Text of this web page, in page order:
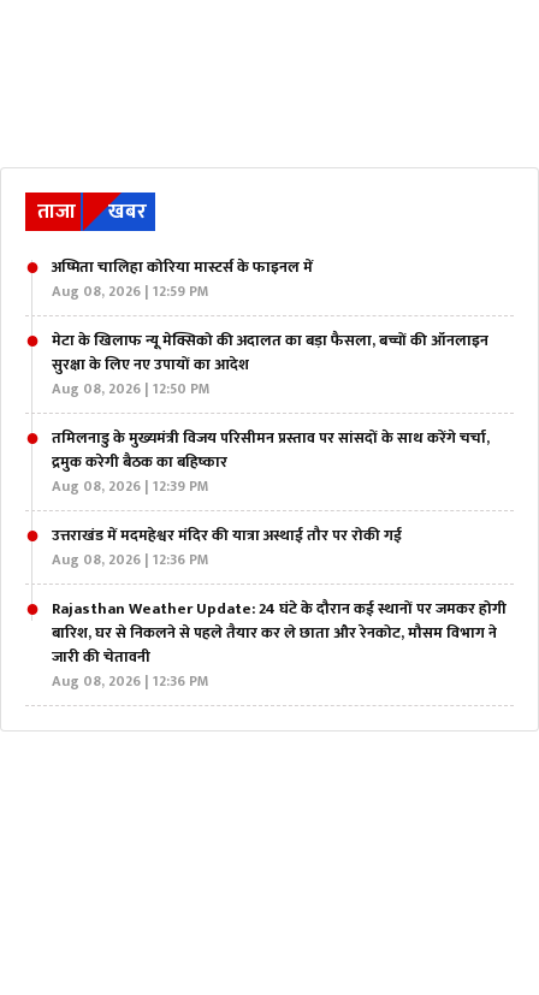
ताजा खबर
अष्मिता चालिहा कोरिया मास्टर्स के फाइनल में
Aug 08, 2026 | 12:59 PM
मेटा के खिलाफ न्यू मेक्सिको की अदालत का बड़ा फैसला, बच्चों की ऑनलाइन
सुरक्षा के लिए नए उपायों का आदेश
Aug 08, 2026 | 12:50 PM
तमिलनाडु के मुख्यमंत्री विजय परिसीमन प्रस्ताव पर सांसदों के साथ करेंगे चर्चा,
द्रमुक करेगी बैठक का बहिष्कार
Aug 08, 2026 | 12:39 PM
उत्तराखंड में मदमहेश्वर मंदिर की यात्रा अस्थाई तौर पर रोकी गई
Aug 08, 2026 | 12:36 PM
Rajasthan Weather Update: 24 घंटे के दौरान कई स्थानों पर जमकर होगी
बारिश, घर से निकलने से पहले तैयार कर ले छाता और रेनकोट, मौसम विभाग ने
जारी की चेतावनी
Aug 08, 2026 | 12:36 PM